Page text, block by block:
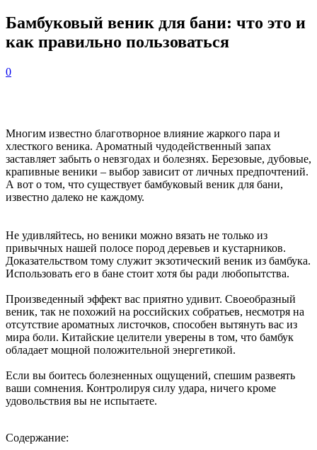
Бамбуковый веник для бани: что это и
как правильно пользоваться
0
Многим известно благотворное влияние жаркого пара и
хлесткого веника. Ароматный чудодейственный запах
заставляет забыть о невзгодах и болезнях. Березовые, дубовые,
крапивные веники – выбор зависит от личных предпочтений.
А вот о том, что существует бамбуковый веник для бани,
известно далеко не каждому.
Не удивляйтесь, но веники можно вязать не только из
привычных нашей полосе пород деревьев и кустарников.
Доказательством тому служит экзотический веник из бамбука.
Использовать его в бане стоит хотя бы ради любопытства.
Произведенный эффект вас приятно удивит. Своеобразный
веник, так не похожий на российских собратьев, несмотря на
отсутствие ароматных листочков, способен вытянуть вас из
мира боли. Китайские целители уверены в том, что бамбук
обладает мощной положительной энергетикой.
Если вы боитесь болезненных ощущений, спешим развеять
ваши сомнения. Контролируя силу удара, ничего кроме
удовольствия вы не испытаете.
Содержание: